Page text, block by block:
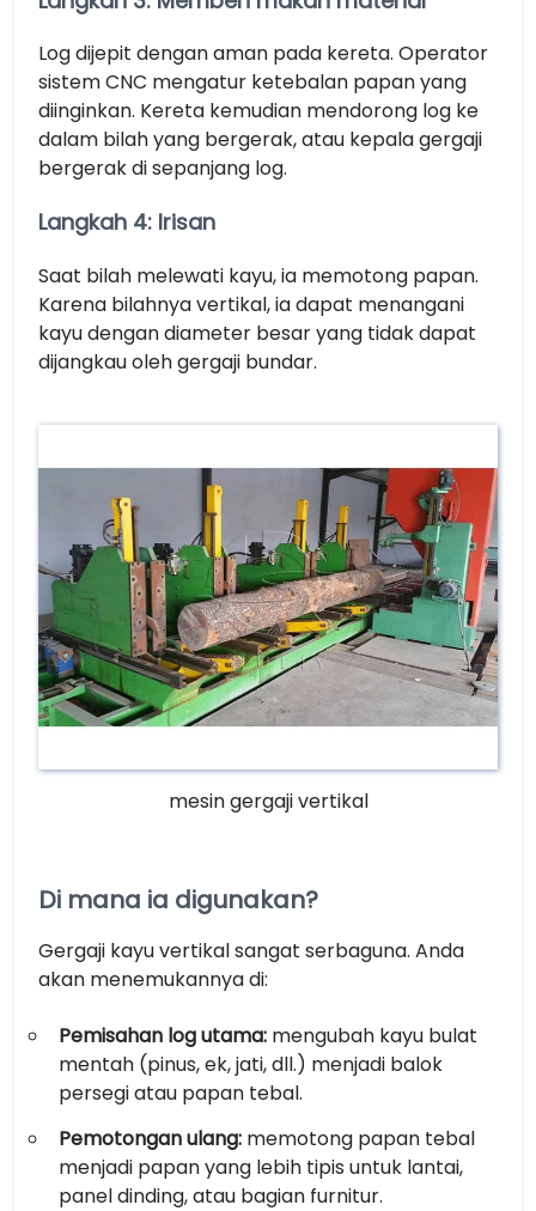
Log dijepit dengan aman pada kereta. Operator
sistem CNC mengatur ketebalan papan yang
diinginkan. Kereta kemudian mendorong log ke
dalam bilah yang bergerak, atau kepala gergaji
bergerak di sepanjang log.
Langkah 4: Irisan
Saat bilah melewati kayu, ia memotong papan.
Karena bilahnya vertikal, ia dapat menangani
kayu dengan diameter besar yang tidak dapat
dijangkau oleh gergaji bundar.
mesin gergaji vertikal
Di mana ia digunakan?
Gergaji kayu vertikal sangat serbaguna. Anda
akan menemukannya di:
Pemisahan log utama: mengubah kayu bulat
mentah (pinus, ek, jati, dll.) menjadi balok
persegi atau papan tebal.
Pemotongan ulang: memotong papan tebal
menjadi papan yang lebih tipis untuk lantai,
panel dinding, atau bagian furnitur.